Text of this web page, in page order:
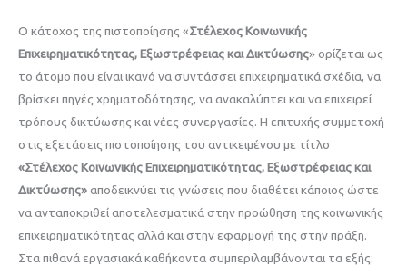
Ο κάτοχος της πιστοποίησης «Στέλεχος Κοινωνικής
Επιχειρηματικότητας,Εξωστρέφειας και Δικτύωσης» ορίζεται ως
το άτομο που είναι ικανό να συντάσσει επιχειρηματικά σχέδια, να
βρίσκει πηγές χρηματοδότησης, να ανακαλύπτει και να επιχειρεί
τρόπους δικτύωσης και νέες συνεργασίες. Η επιτυχής συμμετοχή
στις εξετάσεις πιστοποίησης του αντικειμένου με τίτλο
«Στέλεχος Κοινωνικής Επιχειρηματικότητας, Εξωστρέφειας και
Δικτύωσης»αποδεικνύει τις γνώσεις που διαθέτει κάποιος ώστε
να ανταποκριθεί αποτελεσματικά στην προώθηση της κοινωνικής
επιχειρηματικότητας αλλά και στην εφαρμογή της στην πράξη.
Στα πιθανά εργασιακά καθήκοντα συμπεριλαμβάνονται τα εξής: